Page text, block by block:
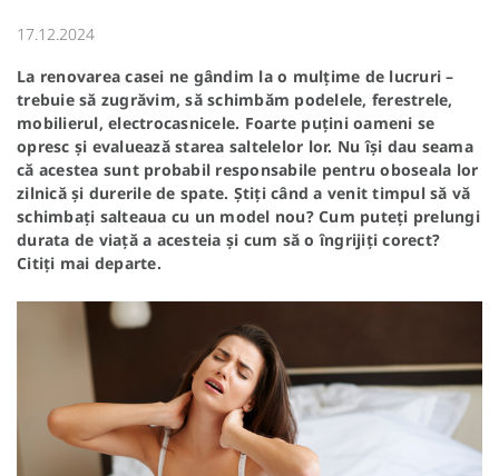
17.12.2024
La renovarea casei ne gândim la o mulțime de lucruri –
trebuie să zugrăvim, să schimbăm podelele, ferestrele,
mobilierul, electrocasnicele. Foarte puțini oameni se
opresc și evaluează starea saltelelor lor. Nu își dau seama
că acestea sunt probabil responsabile pentru oboseala lor
zilnică și durerile de spate. Știți când a venit timpul să vă
schimbați salteaua cu un model nou? Cum puteți prelungi
durata de viață a acesteia și cum să o îngrijiți corect?
Citiți mai departe.